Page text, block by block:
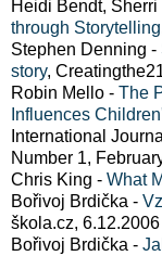
Heidi Bendt, Sherri
through Storytelling
Stephen Denning -
story,
Robin Mello - The
Influences
International
Number 1,
Chris King - What
Bořivoj Brdička -
škola.cz, 6.12.2006
Bořivoj Brdička -